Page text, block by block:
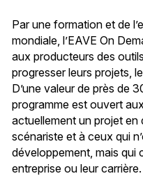
Par une formation et de
mondiale, l’EAVE On
aux producteurs des
progresser leurs projets,
D’une valeur de près de
programme est ouvert
actuellement un projet
scénariste et à ceux qui
développement, mais qui
entreprise ou leur